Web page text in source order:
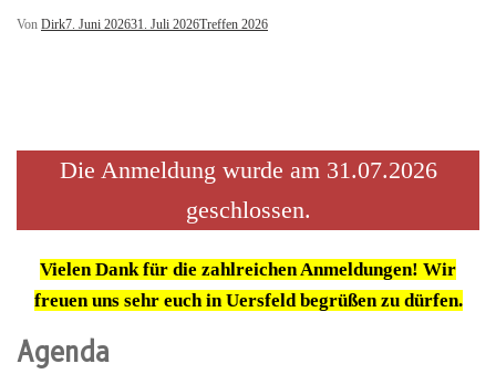
Von Dirk7. Juni 202631. Juli 2026Treffen 2026
Die Anmeldung wurde am 31.07.2026
geschlossen.
Vielen Dank für die zahlreichen Anmeldungen! Wir
freuen uns sehr euch in Uersfeld begrüßen zu dürfen.
Agenda